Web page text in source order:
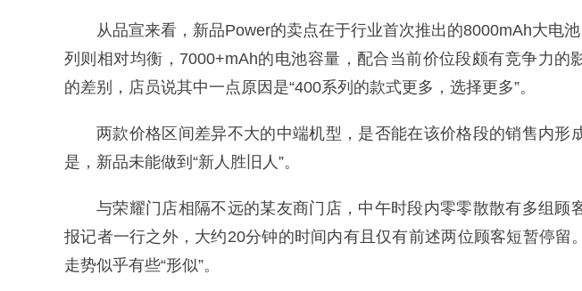
从品宣来看，新品Power的卖点在于行业首次推出的8000mAh大电
列则相对均衡，7000+mAh的电池容量，配合当前价位段颇有竞争力的
的差别，店员说其中一点原因是“400系列的款式更多，选择更多”。
两款价格区间差异不大的中端机型，是否能在该价格段的销售内形
是，新品未能做到“新人胜旧人”。
与荣耀门店相隔不远的某友商门店，中午时段内零零散散有多组顾
报记者一行之外，大约20分钟的时间内有且仅有前述两位顾客短暂停留
走势似乎有些“形似”。